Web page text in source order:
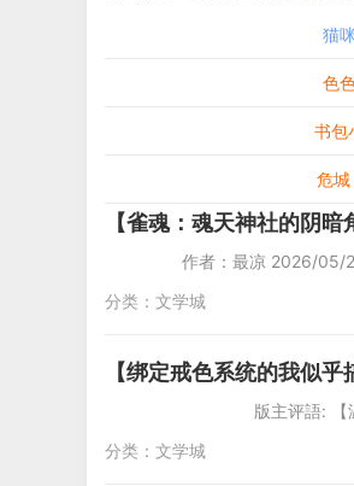
猫
色
书包
危城
【雀魂：魂天神社的阴暗
作者：最凉 2026/05/28
分类： 文学城
【绑定戒色系统的我似
版主评語: 【
分类： 文学城